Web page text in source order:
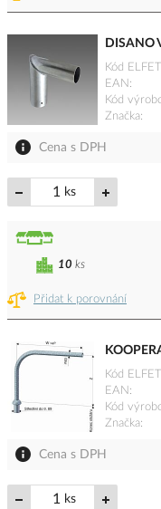
DISANO
Kód
EAN
Kód
Značka
Cena s DPH
ks
Přidat k porovnání
10 ks
Kód
EAN
Kód
Značka
Cena s DPH
ks